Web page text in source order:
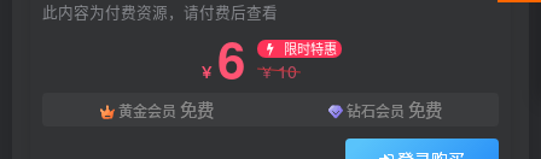
此内容为付费资源，请付费后查看
￥ 6 限时特惠
￥10
黄金会员 免费 钻石会员 免费
登录
没有账号？立即注册